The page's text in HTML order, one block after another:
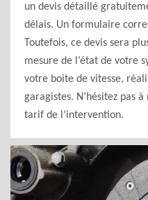
un devis détaillé
délais. Un formulaire
Toutefois, ce devis sera
mesure de l’état de votre
votre boite de vitesse,
garagistes. N’hésitez pas
tarif de l’intervention.